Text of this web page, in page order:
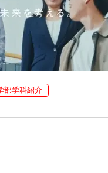
部学科紹介